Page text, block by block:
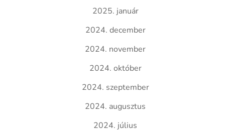
2025. január
2024. december
2024. november
2024. október
2024. szeptember
2024. augusztus
2024. július